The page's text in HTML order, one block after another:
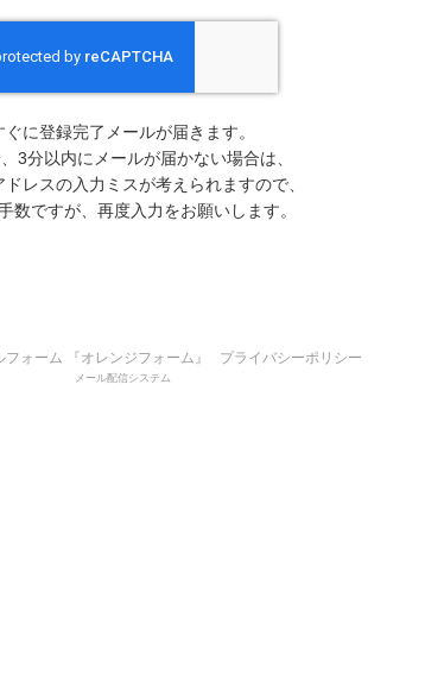
ぐに登録完了メールが届きます。
3分以内にメールが届かない場合は、
ドレスの入力ミスが考えられますので、
数ですが、再度入力をお願いします。
ォーム 『オレンジフォーム』 プライバシーポリシー
メール配信システム